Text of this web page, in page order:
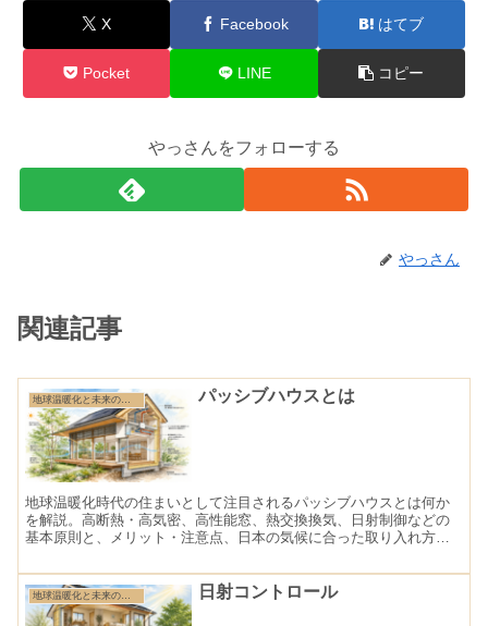
X Facebook はてブ
Pocket LINE コピー
やっさんをフォローする
やっさん
関連記事
地球温暖化と未来の住まい特集 パッシブハウスとは
地球温暖化時代の住まいとして注目されるパッシブハウスとは何か
を解説。高断熱・高気密、高性能窓、熱交換換気、日射制御などの
基本原則と、メリット・注意点、日本の気候に合った取り入れ方を
地球温暖化と未来の住まい特集 日射コントロール